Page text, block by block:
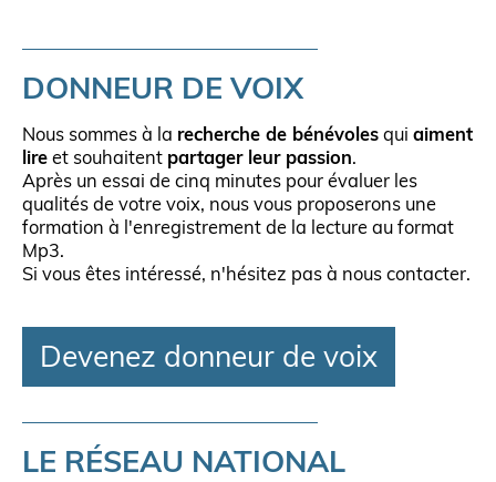
DONNEUR DE VOIX
Nous sommes à la recherche de bénévoles qui aiment
lire et souhaitent partager leur passion.
Après un essai de cinq minutes pour évaluer les
qualités de votre voix, nous vous proposerons une
formation à l'enregistrement de la lecture au format
Mp3.
Si vous êtes intéressé, n'hésitez pas à nous contacter.
Devenez donneur de voix
LE RÉSEAU NATIONAL